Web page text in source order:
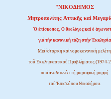
"ΝΙΚΟΔΗΜΟΣ
Μητροπολίτης Ἀττικῆς καί
Ὁ ἐπίσκοπος, Ὁ θεολόγος καί ὁ
γιά τήν κανονική τάξη στήν Ἐκκλησία
Μιά ἱστορική καί νομοκανονική μελέτη
τοῦ Ἐκκλησιαστικοῦ Προβλήματος (1974-
πού ἀναδεικνύει τή μαρτυρική μορφή
τοῦ Ἐπισκόπου Νικοδήμου.